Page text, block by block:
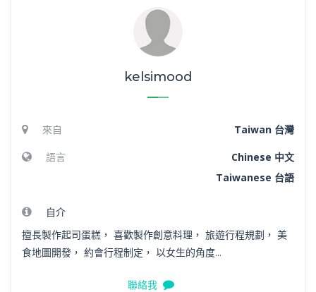
kelsimood
來自 Taiwan 台灣
語言
Chinese 中文
Taiwanese 台語
自介
擅長製作起司蛋糕， 喜歡製作創意料理， 旅遊行程規劃， 美
食地圖開發， 約會行程制定， 以女生的角度...
聯絡我